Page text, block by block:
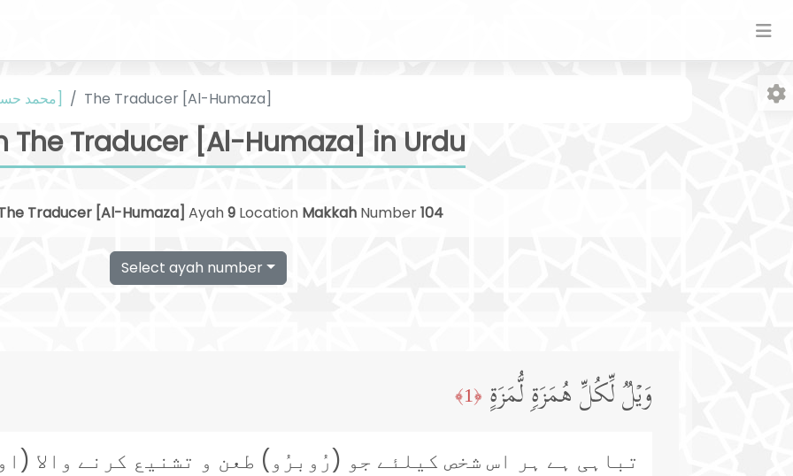
Urdu [محمد حسین نجفی] The Traducer [Al-Humaza]
The Traducer [Al-Humaza] in Urdu
Traducer [Al-Humaza] Ayah9Location MakkahNumber104
Select ayah number
وَیۡلࣱ لِّكُلِّ هُمَزَةࣲ لُّمَزَةٍ ﴿1﴾
تباہی ہے ہر اس شخص کیلئے جو (رُوبرُو) طعن و تشنیع کرنے والا